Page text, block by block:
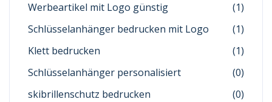
Werbeartikel mit Logo günstig
(1)
Schlüsselanhänger bedrucken mit Logo
(1)
Klett bedrucken
(1)
Schlüsselanhänger personalisiert
(0)
skibrillenschutz bedrucken
(0)